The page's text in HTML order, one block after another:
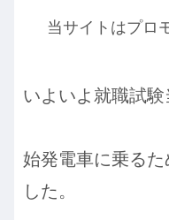
当サイトはプロ
いよいよ就職試験
始発電車に乗る
した。